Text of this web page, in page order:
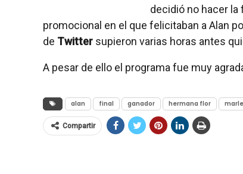
decidió no hacer la
promocional en el que felicitaban a Alan
de Twitter supieron varias horas antes
A pesar de ello el programa fue muy
alan final ganador hermana flor
Compartir